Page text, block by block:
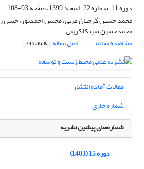
دوره 11، شماره 22، اسفند 1399، صفحه
93-108
محمد حسین گرجیان عربی، محسن احمدپور، حسن
محمدحسین سینکا کریمی
مشاهده مقاله
اصل مقاله 745.36 K
مقالات آماده انتشار
شماره جاری
شماره‌های پیشین نشریه
دوره 15 (1403)